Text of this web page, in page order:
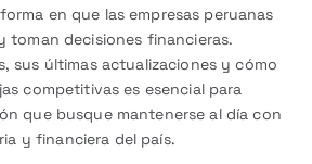
en que las empresas peruanas
toman decisiones financieras.
sus últimas actualizaciones y cómo
competitivas es esencial para
que busque mantenerse al día con
y financiera del país.